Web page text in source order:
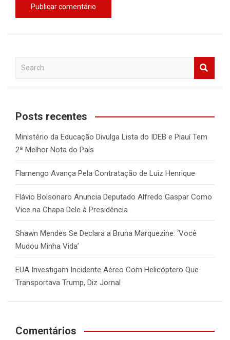
a
c
Posts recentes
Ministério da Educação Divulga Lista do IDEB e Piauí Tem
2ª Melhor Nota do País
Flamengo Avança Pela Contratação de Luiz Henrique
Flávio Bolsonaro Anuncia Deputado Alfredo Gaspar Como
Vice na Chapa Dele à Presidência
Shawn Mendes Se Declara a Bruna Marquezine: ‘Você
Mudou Minha Vida’
EUA Investigam Incidente Aéreo Com Helicóptero Que
Transportava Trump, Diz Jornal
Comentários